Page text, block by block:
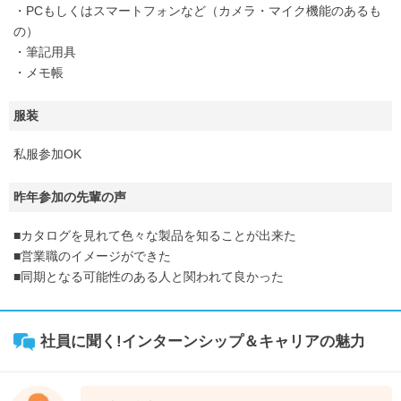
・PCもしくはスマートフォンなど（カメラ・マイク機能のあるも
の）
・筆記用具
・メモ帳
服装
私服参加OK
昨年参加の先輩の声
■カタログを見れて色々な製品を知ることが出来た
■営業職のイメージができた
■同期となる可能性のある人と関われて良かった
社員に聞く!インターンシップ＆キャリアの魅力